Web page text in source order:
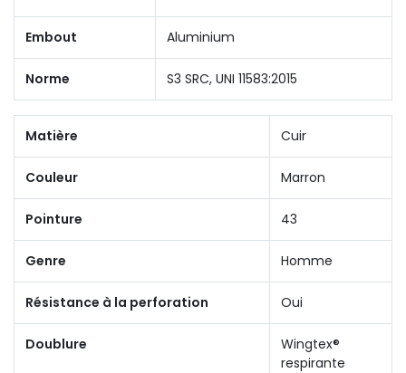
Embout Aluminium
Norme S3 SRC, UNI 11583:2015
Matière Cuir
Couleur Marron
Pointure 43
Genre Homme
Résistance à la perforation Oui
Doublure
Wingtex®
respirante